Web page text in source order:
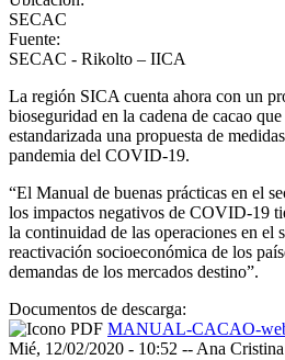
SECAC
Fuente:
SECAC - Rikolto – IICA
La región SICA cuenta ahora con un
bioseguridad en la cadena de cacao
estandarizada una propuesta de
pandemia del COVID-19.
“El Manual de buenas prácticas en el
los impactos negativos de COVID-19
la continuidad de las operaciones en el
reactivación socioeconómica de los
demandas de los mercados destino”.
Documentos de descarga:
MANUAL-CACAO-
Mié, 12/02/2020 - 10:52 -- Ana